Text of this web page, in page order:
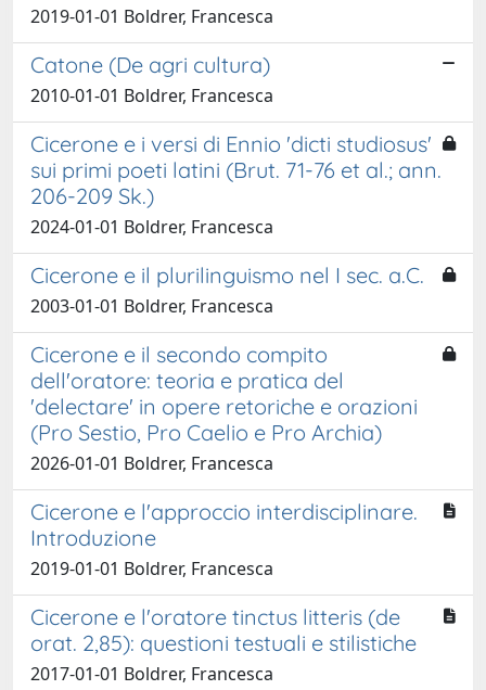
2019-01-01 Boldrer, Francesca
Catone (De agri cultura)
2010-01-01 Boldrer, Francesca
Cicerone e i versi di Ennio 'dicti studiosus'
sui primi poeti latini (Brut. 71-76 et al.; ann.
206-209 Sk.)
2024-01-01 Boldrer, Francesca
Cicerone e il plurilinguismo nel I sec. a.C.
2003-01-01 Boldrer, Francesca
Cicerone e il secondo compito
dell'oratore: teoria e pratica del
'delectare' in opere retoriche e orazioni
(Pro Sestio, Pro Caelio e Pro Archia)
2026-01-01 Boldrer, Francesca
Cicerone e l'approccio interdisciplinare.
Introduzione
2019-01-01 Boldrer, Francesca
Cicerone e l'oratore tinctus litteris (de
orat. 2,85): questioni testuali e stilistiche
2017-01-01 Boldrer, Francesca